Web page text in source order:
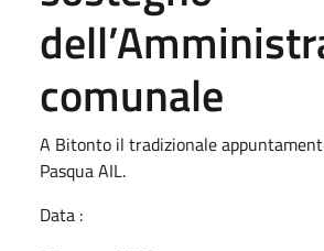
comunale
A Bitonto il tradizionale
Pasqua AIL.
Data :